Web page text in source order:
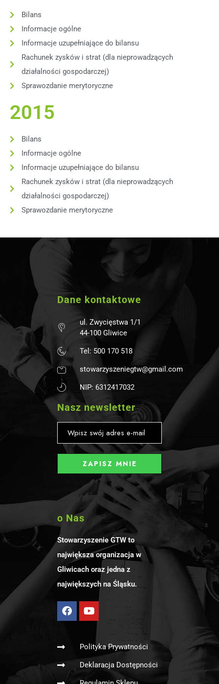
Bilans
Informacje ogólne
Informacje uzupełniające do bilansu
Rachunek zysków i strat (dla nieprowadzących
działalności gospodarczej)
Sprawozdanie merytoryczne
2015
Bilans
Informacje ogólne
Informacje uzupełniające do bilansu
Rachunek zysków i strat (dla nieprowadzących
działalności gospodarczej)
Sprawozdanie merytoryczne
o Nas
Stowarzyszenie GTW to
największa organizacja w
Gliwicach oraz jedna z
największych na Śląsku.
Polityka Prywatności
Deklaracja Dostępności
Dane kontaktowe
ul. Zwycięstwa 1/1
44-100 Gliwice
Tel: 500 170 518
stowarzyszeniegtw@gmail.com
NIP: 6312417032
Nasz newsletter